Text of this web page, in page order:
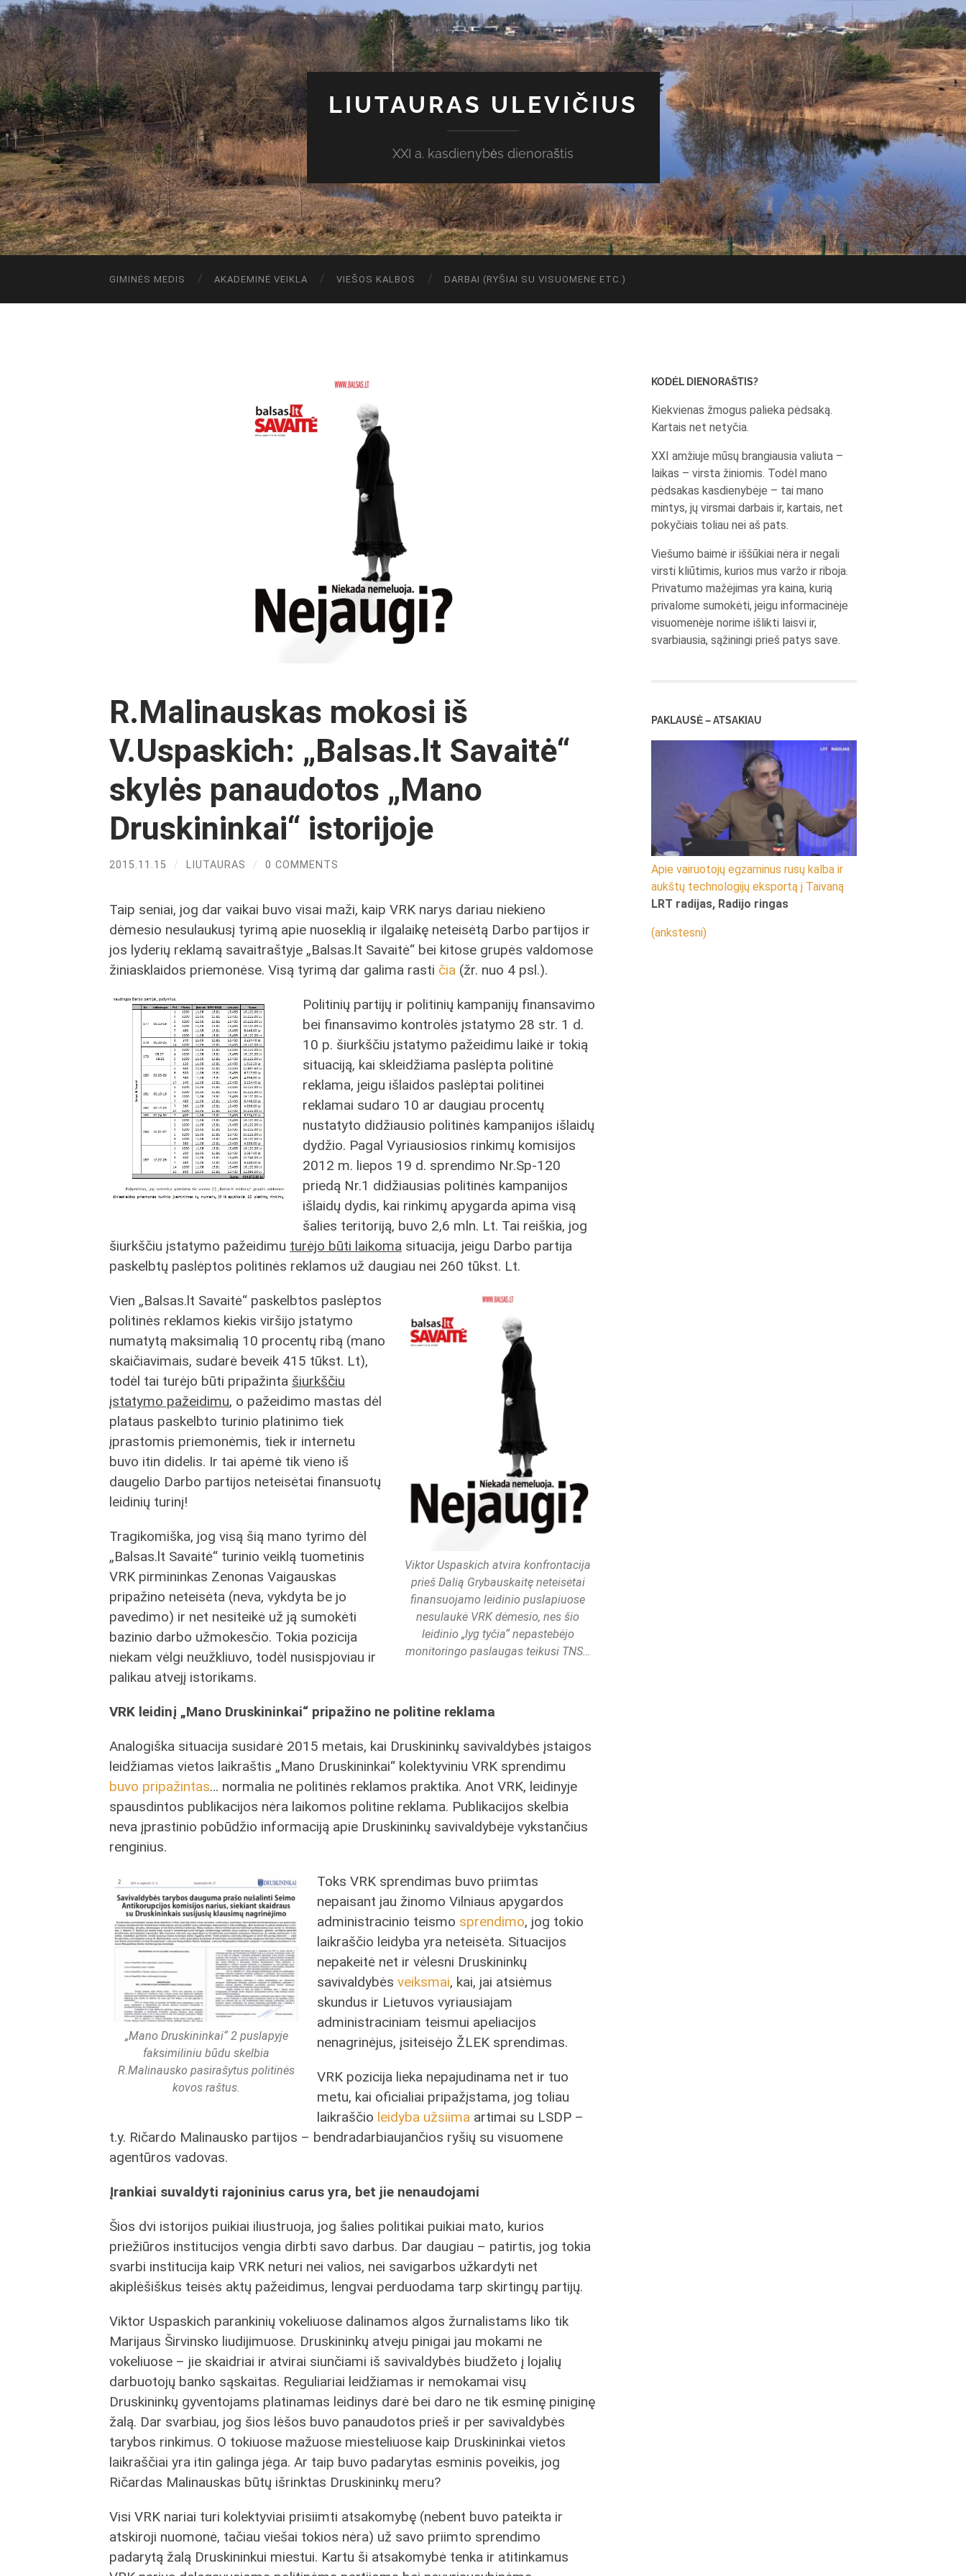
LIUTAURAS ULEVIČIUS
XXI a. kasdienybės dienoraštis
GIMINĖS MEDIS AKADEMINĖ VEIKLA VIEŠOS KALBOS DARBAI (RYŠIAI SU VISUOMENE ETC.)
R.Malinauskas mokosi iš
V.Uspaskich: „Balsas.lt Savaitė“
skylės panaudotos „Mano
Druskininkai“ istorijoje
2015.11.15 / LIUTAURAS / 0 COMMENTS
Taip seniai, jog dar vaikai buvo visai maži, kaip VRK narys dariau niekieno
dėmesio nesulaukusį tyrimą apie nuoseklią ir ilgalaikę neteisėtą Darbo partijos ir
jos lyderių reklamą savaitraštyje „Balsas.lt Savaitė“ bei kitose grupės valdomose
žiniasklaidos priemonėse. Visą tyrimą dar galima rasti čia (žr. nuo 4 psl.).
Politinių partijų ir politinių kampanijų finansavimo
bei finansavimo kontrolės įstatymo 28 str. 1 d.
10 p. šiurkščiu įstatymo pažeidimu laikė ir tokią
situaciją, kai skleidžiama paslėpta politinė
reklama, jeigu išlaidos paslėptai politinei
reklamai sudaro 10 ar daugiau procentų
nustatyto didžiausio politinės kampanijos išlaidų
dydžio. Pagal Vyriausiosios rinkimų komisijos
2012 m. liepos 19 d. sprendimo Nr.Sp-120
priedą Nr.1 didžiausias politinės kampanijos
išlaidų dydis, kai rinkimų apygarda apima visą
šalies teritoriją, buvo 2,6 mln. Lt. Tai reiškia, jog
šiurkščiu įstatymo pažeidimu turėjo būti laikoma situacija, jeigu Darbo partija
paskelbtų paslėptos politinės reklamos už daugiau nei 260 tūkst. Lt.
Viktor Uspaskich atvira konfrontacija
prieš Dalią Grybauskaitę neteisėtai
finansuojamo leidinio puslapiuose
nesulaukė VRK dėmesio, nes šio
leidinio „lyg tyčia“ nepastebėjo
monitoringo paslaugas teikusi TNS…
Vien „Balsas.lt Savaitė“ paskelbtos paslėptos
politinės reklamos kiekis viršijo įstatymo
numatytą maksimalią 10 procentų ribą (mano
skaičiavimais, sudarė beveik 415 tūkst. Lt),
todėl tai turėjo būti pripažinta šiurkščiu
įstatymo pažeidimu, o pažeidimo mastas dėl
plataus paskelbto turinio platinimo tiek
įprastomis priemonėmis, tiek ir internetu
buvo itin didelis. Ir tai apėmė tik vieno iš
daugelio Darbo partijos neteisėtai finansuotų
leidinių turinį!
Tragikomiška, jog visą šią mano tyrimo dėl
„Balsas.lt Savaitė“ turinio veiklą tuometinis
VRK pirmininkas Zenonas Vaigauskas
pripažino neteisėta (neva, vykdyta be jo
pavedimo) ir net nesiteikė už ją sumokėti
bazinio darbo užmokesčio. Tokia pozicija
niekam vėlgi neužkliuvo, todėl nusispjoviau ir
palikau atvejį istorikams.
VRK leidinį „Mano Druskininkai“ pripažino ne politine reklama
Analogiška situacija susidarė 2015 metais, kai Druskininkų savivaldybės įstaigos
leidžiamas vietos laikraštis „Mano Druskininkai“ kolektyviniu VRK sprendimu
buvo pripažintas… normalia ne politinės reklamos praktika. Anot VRK, leidinyje
spausdintos publikacijos nėra laikomos politine reklama. Publikacijos skelbia
neva įprastinio pobūdžio informaciją apie Druskininkų savivaldybėje vykstančius
renginius.
„Mano Druskininkai“ 2 puslapyje
faksimiliniu būdu skelbia
R.Malinausko pasirašytus politinės
kovos raštus.
Toks VRK sprendimas buvo priimtas
nepaisant jau žinomo Vilniaus apygardos
administracinio teismo sprendimo, jog tokio
laikraščio leidyba yra neteisėta. Situacijos
nepakeitė net ir vėlesni Druskininkų
savivaldybėsveiksmai, kai, jai atsiėmus
skundus ir Lietuvos vyriausiajam
administraciniam teismui apeliacijos
nenagrinėjus, įsiteisėjo ŽLEK sprendimas.
VRK pozicija lieka nepajudinama net ir tuo
metu, kai oficialiai pripažįstama, jog toliau
laikraščio leidyba užsiima artimai su LSDP –
t.y. Ričardo Malinausko partijos – bendradarbiaujančios ryšių su visuomene
agentūros vadovas.
Įrankiai suvaldyti rajoninius carus yra, bet jie nenaudojami
Šios dvi istorijos puikiai iliustruoja, jog šalies politikai puikiai mato, kurios
priežiūros institucijos vengia dirbti savo darbus. Dar daugiau – patirtis, jog tokia
svarbi institucija kaip VRK neturi nei valios, nei savigarbos užkardyti net
akiplėšiškus teisės aktų pažeidimus, lengvai perduodama tarp skirtingų partijų.
Viktor Uspaskich parankinių vokeliuose dalinamos algos žurnalistams liko tik
Marijaus Širvinsko liudijimuose. Druskininkų atveju pinigai jau mokami ne
vokeliuose – jie skaidriai ir atvirai siunčiami iš savivaldybės biudžeto į lojalių
darbuotojų banko sąskaitas. Reguliariai leidžiamas ir nemokamai visų
Druskininkų gyventojams platinamas leidinys darė bei daro ne tik esminę piniginę
žalą. Dar svarbiau, jog šios lėšos buvo panaudotos prieš ir per savivaldybės
tarybos rinkimus. O tokiuose mažuose miesteliuose kaip Druskininkai vietos
laikraščiai yra itin galinga jėga. Ar taip buvo padarytas esminis poveikis, jog
Ričardas Malinauskas būtų išrinktas Druskininkų meru?
Visi VRK nariai turi kolektyviai prisiimti atsakomybę (nebent buvo pateikta ir
atskiroji nuomonė, tačiau viešai tokios nėra) už savo priimto sprendimo
padarytą žalą Druskininkui miestui. Kartu ši atsakomybė tenka ir atitinkamus
KODĖL DIENORAŠTIS?
Kiekvienas žmogus palieka pėdsaką.
Kartais net netyčia.
XXI amžiuje mūsų brangiausia valiuta –
laikas – virsta žiniomis. Todėl mano
pėdsakas kasdienybėje – tai mano
mintys, jų virsmai darbais ir, kartais, net
pokyčiais toliau nei aš pats.
Viešumo baimė ir iššūkiai nėra ir negali
virsti kliūtimis, kurios mus varžo ir riboja.
Privatumo mažėjimas yra kaina, kurią
privalome sumokėti, jeigu informacinėje
visuomenėje norime išlikti laisvi ir,
svarbiausia, sąžiningi prieš patys save.
PAKLAUSĖ – ATSAKIAU
Apie vairuotojų egzaminus rusų kalba ir
aukštų technologijų eksportą į Taivaną
LRT radijas, Radijo ringas
(ankstesni)